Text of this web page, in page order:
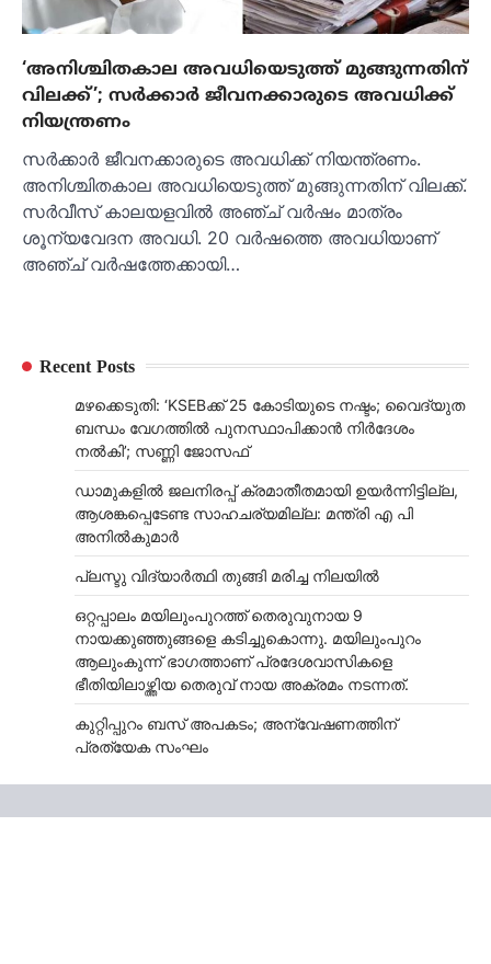
‘അനിശ്ചിതകാല അവധിയെടുത്ത് മുങ്ങുന്നതിന്
വിലക്ക്’; സർക്കാർ ജീവനക്കാരുടെ അവധിക്ക്
നിയന്ത്രണം
സർക്കാർ ജീവനക്കാരുടെ അവധിക്ക് നിയന്ത്രണം.
അനിശ്ചിതകാല അവധിയെടുത്ത് മുങ്ങുന്നതിന് വിലക്ക്.
സർവീസ് കാലയളവിൽ അഞ്ച് വർഷം മാത്രം
ശൂന്യവേദന അവധി. 20 വർഷത്തെ അവധിയാണ്
അഞ്ച് വർഷത്തേക്കായി…
Recent Posts
മഴക്കെടുതി: ‘KSEBക്ക് 25 കോടിയുടെ നഷ്ടം; വൈദ്യുത
ബന്ധം വേഗത്തിൽ പുനസ്ഥാപിക്കാൻ നിർ​ദേശം
നൽകി’; സണ്ണി ജോസഫ്
ഡാമുകളില്‍ ജലനിരപ്പ് ക്രമാതീതമായി ഉയര്‍ന്നിട്ടില്ല,
ആശങ്കപ്പെടേണ്ട സാഹചര്യമില്ല: മന്ത്രി എ പി
അനില്‍കുമാര്‍
പ്ലസ്ടു വിദ്യാർത്ഥി തുങ്ങി മരിച്ച നിലയിൽ
ഒറ്റപ്പാലം മയിലുംപുറത്ത് തെരുവുനായ 9
നായക്കുഞ്ഞുങ്ങളെ കടിച്ചുകൊന്നു. മയിലുംപുറം
ആലുംകുന്ന് ഭാഗത്താണ് പ്രദേശവാസികളെ
ഭീതിയിലാഴ്ത്തിയ തെരുവ് നായ അക്രമം നടന്നത്.
കുറ്റിപ്പുറം ബസ് അപകടം; അന്വേഷണത്തിന്
പ്രത്യേക സംഘം